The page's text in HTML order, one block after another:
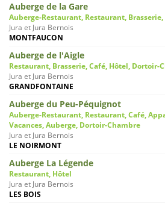
Auberge de la Gare
Auberge-Restaurant, Restaurant,
Jura et Jura Bernois
MONTFAUCON
Auberge de l'Aigle
Restaurant, Brasserie, Café, Hôtel, Dortoir-
Jura et Jura Bernois
GRANDFONTAINE
Auberge du Peu-Péquignot
Auberge-Restaurant, Restaurant, Café,
Vacances, Auberge, Dortoir-Chambre
Jura et Jura Bernois
LE NOIRMONT
Auberge La Légende
Restaurant, Hôtel
Jura et Jura Bernois
LES BOIS